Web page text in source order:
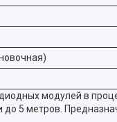
модулей в
5 метров.